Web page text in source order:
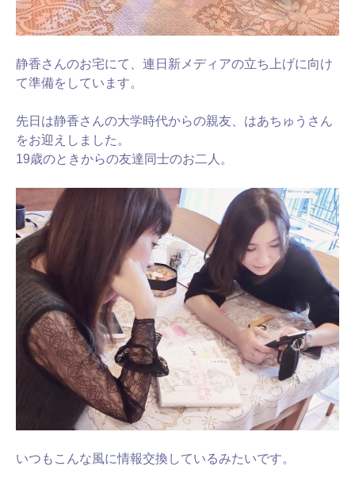
静香さんのお宅にて、連日新メディアの立ち上げに向け
て準備をしています。
先日は静香さんの大学時代からの親友、はあちゅうさん
をお迎えしました。
19歳のときからの友達同士のお二人。
いつもこんな風に情報交換しているみたいです。